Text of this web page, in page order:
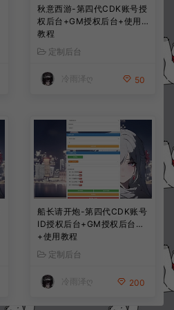
秋意西游-第四代CDK账号授
权后台+GM授权后台+使用
教程
定制后台
冷雨泽ღ 50
船长请开炮-第四代CDK账号
ID授权后台+GM授权后台
+使用教程
定制后台
冷雨泽ღ 200